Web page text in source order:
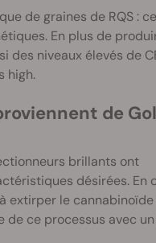
de graines de RQS :
En plus de
niveaux élevés de
high.
de
brillants ont
désirées. En
extirper le
de ce processus avec